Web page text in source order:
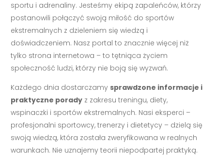
sportu i adrenaliny. Jesteśmy ekipą zapaleńców, którzy
postanowili połączyć swoją miłość do sportów
ekstremalnych z dzieleniem się wiedzą i
doświadczeniem. Nasz portal to znacznie więcej niż
tylko strona internetowa – to tętniąca życiem
społeczność ludzi, którzy nie boją się wyzwań.
Każdego dnia dostarczamy sprawdzone informacje i
praktyczne porady z zakresu treningu, diety,
wspinaczki i sportów ekstremalnych. Nasi eksperci –
profesjonalni sportowcy, trenerzy i dietetycy – dzielą się
swoją wiedzą, która została zweryfikowana w realnych
warunkach. Nie uznajemy teorii niepodpartej praktyką.